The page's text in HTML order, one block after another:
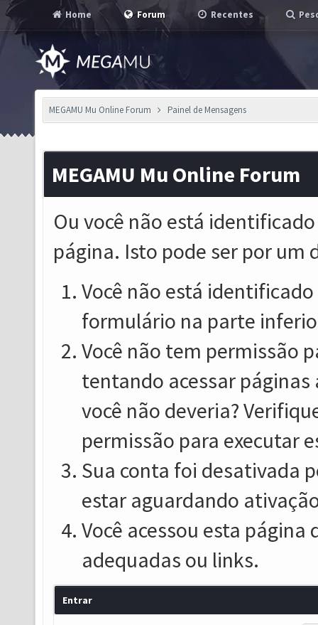
Home Forum Recentes
MEGAMU Mu Online Forum Painel de Mensagens
MEGAMU Mu Online Forum
Ou você não está
página. Isto pode ser por um
Você não está
formulário na parte
Você não tem permissão
tentando acessar
você não deveria?
permissão para executar
Sua conta foi desativada
estar aguardando
Você acessou esta
adequadas ou links.
Entrar